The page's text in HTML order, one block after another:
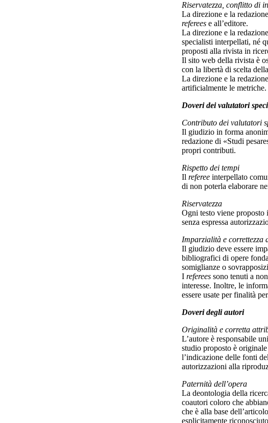
Riservatezza, conflitto di
La direzione e la
referees e all’editore.
La direzione e la
specialisti interpellati, né
proposti alla rivista in
Il sito web della rivista è
con la libertà di scelta
La direzione e la
artificialmente le metriche.
Doveri dei valutatori
Contributo dei valutatori
Il giudizio in forma
redazione di «Studi
propri contributi.
Rispetto dei tempi
Il referee interpellato
di non poterla elaborare
Riservatezza
Ogni testo viene proposto
senza espressa
Imparzialità e correttezza
Il giudizio deve essere
bibliografici di opere
somiglianze o
I referees sono tenuti a
interesse. Inoltre, le
essere usate per finalità
Doveri degli autori
Originalità e corretta
L’autore è responsabile
studio proposto è
l’indicazione delle fonti
autorizzazioni alla
Paternità dell’opera
La deontologia della
coautori coloro che
che è alla base
esplicitamente